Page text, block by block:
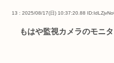
13 : 2025/08/17(日) 10:37:20.88
もはや監視カメラのモニ